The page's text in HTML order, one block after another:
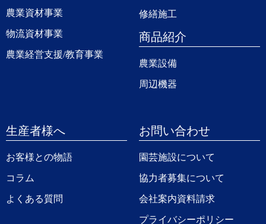
農業資材事業
物流資材事業
農業経営支援/教育事業
修繕施工
商品紹介
農業設備
周辺機器
生産者様へ
お客様との物語
コラム
よくある質問
お問い合わせ
園芸施設について
協力者募集について
会社案内資料請求
プライバシーポリシー